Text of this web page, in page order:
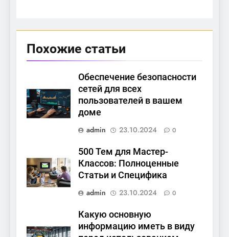
Похожие статьи
Обеспечение безопасности
сетей для всех
пользователей в вашем
доме
admin
23.10.2024 0
500 Тем для Мастер-
Классов: Полноценные
Статьи и Специфика
admin
23.10.2024 0
Какую основную
информацию иметь в виду